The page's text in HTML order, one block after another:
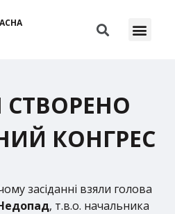
СТВОРЕНО
КОНГРЕС
засіданні взяли голова
, т.в.о. начальника